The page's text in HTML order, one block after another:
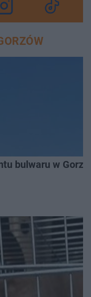
bulwaru w